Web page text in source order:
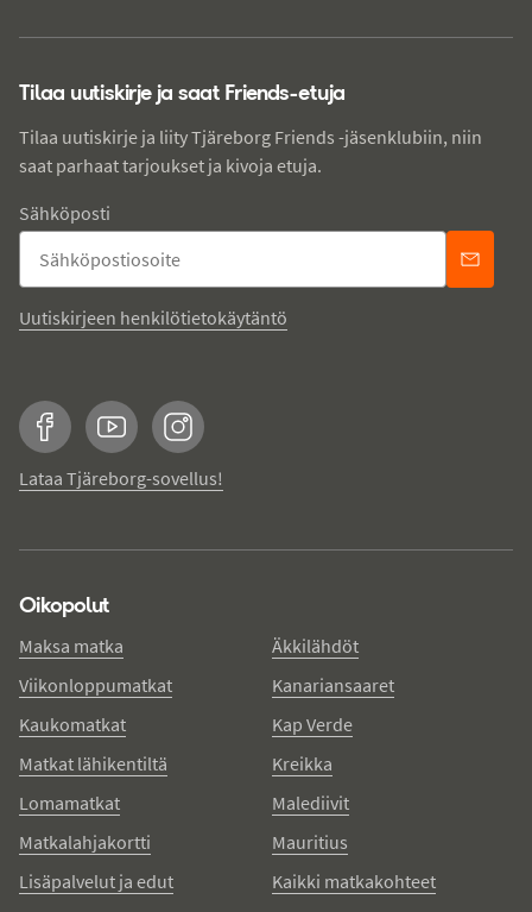
Tilaa uutiskirje ja saat Friends-etuja
Tilaa uutiskirje ja liity Tjäreborg Friends -jäsenklubiin, niin
saat parhaat tarjoukset ja kivoja etuja.
Sähköposti
Uutiskirjeen henkilötietokäytäntö
FacebookYouTubeInstagram
Lataa Tjäreborg-sovellus!
Oikopolut
Maksa matka
Viikonloppumatkat
Kaukomatkat
Matkat lähikentiltä
Lomamatkat
Matkalahjakortti
Lisäpalvelut ja edut
Äkkilähdöt
Kanariansaaret
Kap Verde
Kreikka
Malediivit
Mauritius
Kaikki matkakohteet